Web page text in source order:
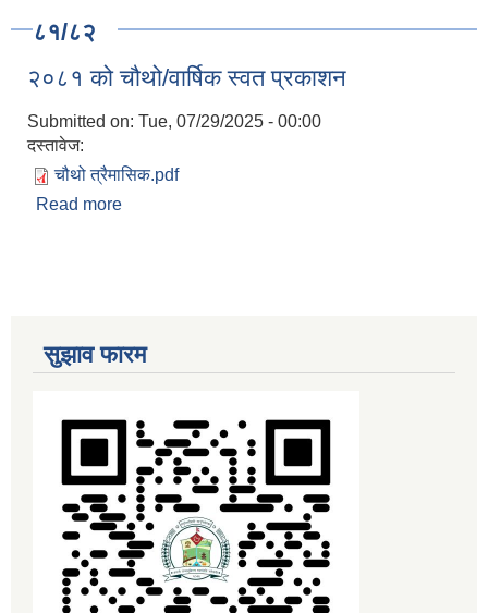
८१/८२
२०८१ को चौथो/वार्षिक स्वत प्रकाशन
Submitted on: Tue, 07/29/2025 - 00:00
दस्तावेज:
चौथो त्रैमासिक.pdf
Read more
सुझाव फारम